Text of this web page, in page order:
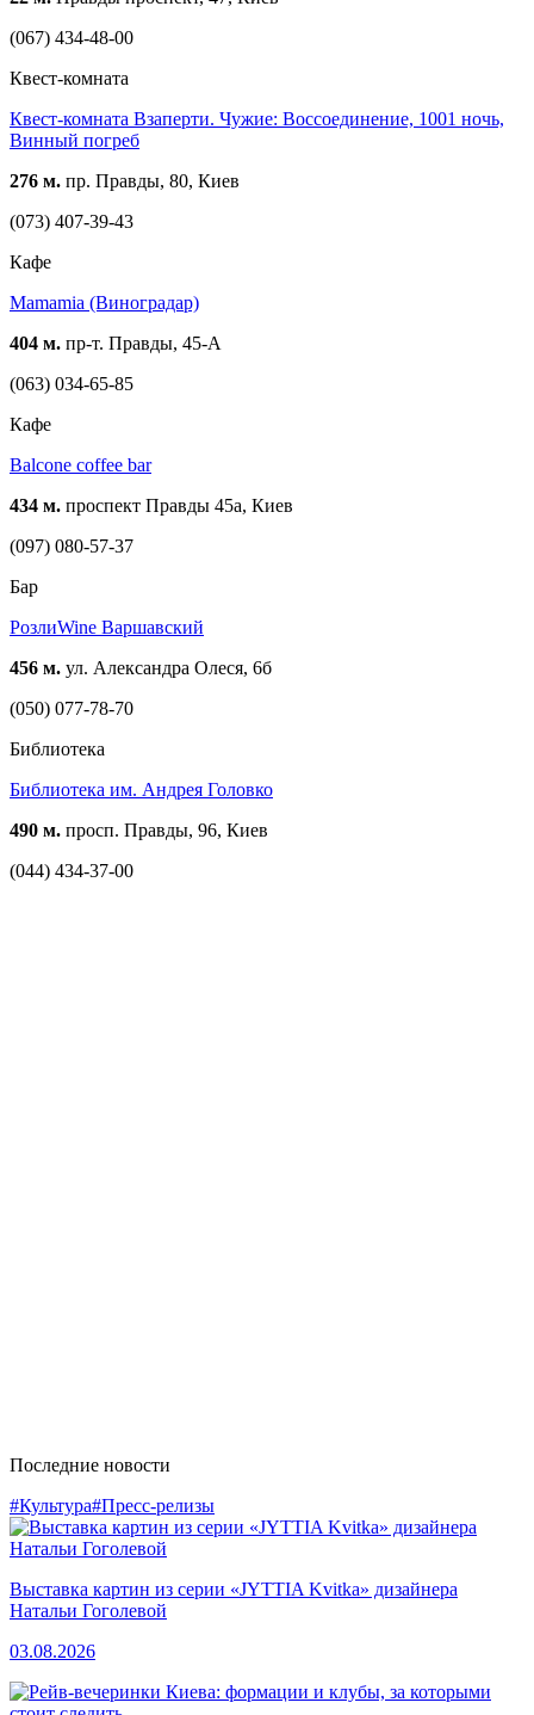
(067) 434-48-00
Квест-комната
Квест-комната Взаперти. Чужие: Воссоединение, 1001 ночь,
Винный погреб
276 м. пр. Правды, 80, Киев
(073) 407-39-43
Кафе
Mamamia (Виноградар)
404 м. пр-т. Правды, 45-А
(063) 034-65-85
Кафе
Balcone coffee bar
434 м. проспект Правды 45а, Киев
(097) 080-57-37
Бар
РозлиWine Варшавский
456 м. ул. Александра Олеся, 6б
(050) 077-78-70
Библиотека
Библиотека им. Андрея Головко
490 м. просп. Правды, 96, Киев
(044) 434-37-00
Последние новости
#Культура#Пресс-релизы
Выставка картин из серии «JYTTIA Kvitka» дизайнера
Натальи Гоголевой
03.08.2026